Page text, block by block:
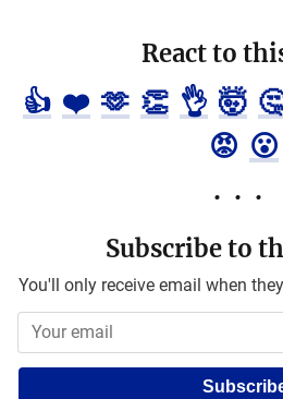
React to
👍 ❤️ 🫶 👏 👌 🤯
😡 😮
Subscribe to
You'll only receive email when